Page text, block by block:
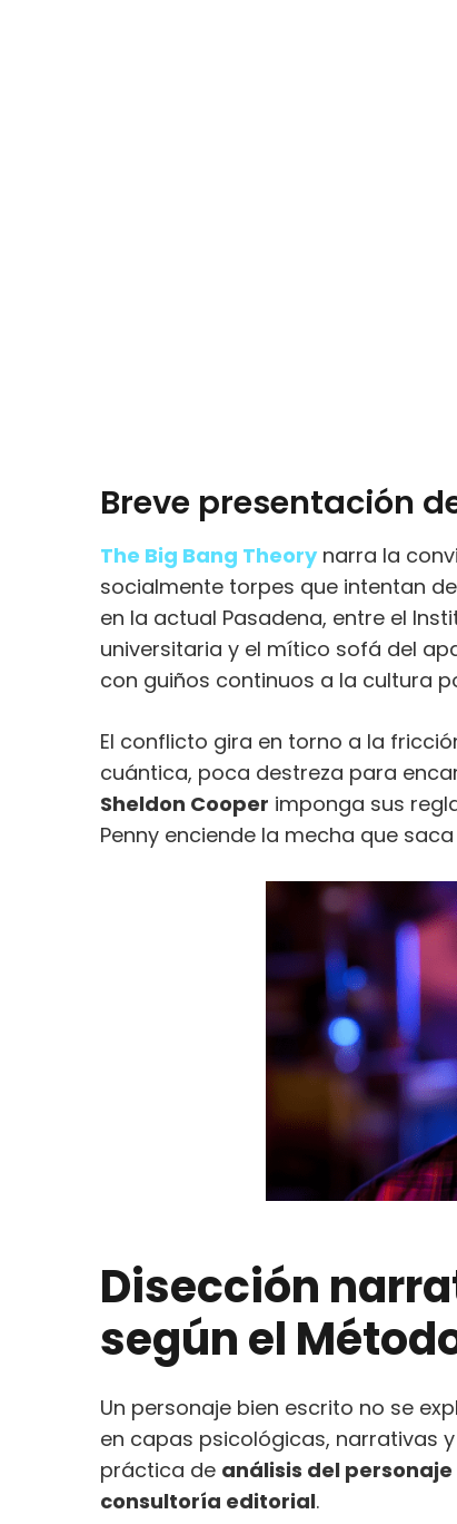
Breve presentación
The Big Bang Theorynarra la
socialmente torpes que intentan
en la actual Pasadena, entre el
universitaria y el mítico sofá del
con guiños continuos a la cultura
El conflicto gira en torno a la
cuántica, poca destreza para
Sheldon Cooper imponga sus
Penny enciende la mecha que
Disección
según el
Un personaje bien escrito no se
en capas psicológicas, narrativas
práctica de análisis del personaje
consultoría editorial.